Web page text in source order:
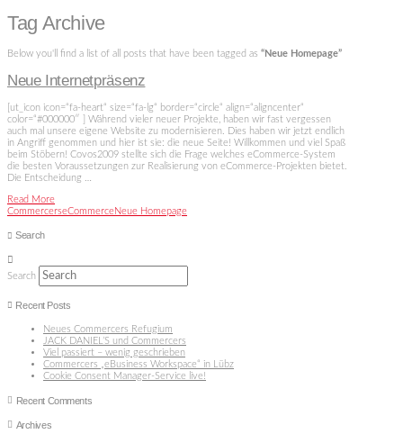
Tag Archive
Below you'll find a list of all posts that have been tagged as “Neue Homepage”
Neue Internetpräsenz
[ut_icon icon=“fa-heart“ size=“fa-lg“ border=“circle“ align=“aligncenter“
color=“#000000″ ] Während vieler neuer Projekte, haben wir fast vergessen
auch mal unsere eigene Website zu modernisieren. Dies haben wir jetzt endlich
in Angriff genommen und hier ist sie: die neue Seite! Willkommen und viel Spaß
beim Stöbern! Covos2009 stellte sich die Frage welches eCommerce-System
die besten Voraussetzungen zur Realisierung von eCommerce-Projekten bietet.
Die Entscheidung …
Read More
CommercerseCommerceNeue Homepage
Search
Search
Recent Posts
Neues Commercers Refugium
JACK DANIEL’S und Commercers
Viel passiert – wenig geschrieben
Commercers „eBusiness Workspace“ in Lübz
Cookie Consent Manager-Service live!
Recent Comments
Archives